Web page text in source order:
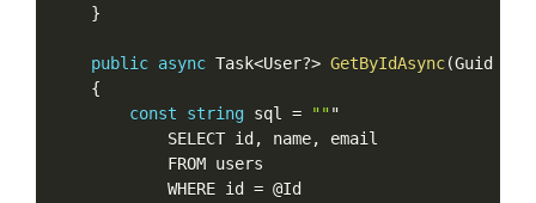
}
public async Task<User?> GetByIdAsync(Guid id
{
const
string sql = """
            SELECT id
, name,
email
            FROM users
            WHERE id
= @Id